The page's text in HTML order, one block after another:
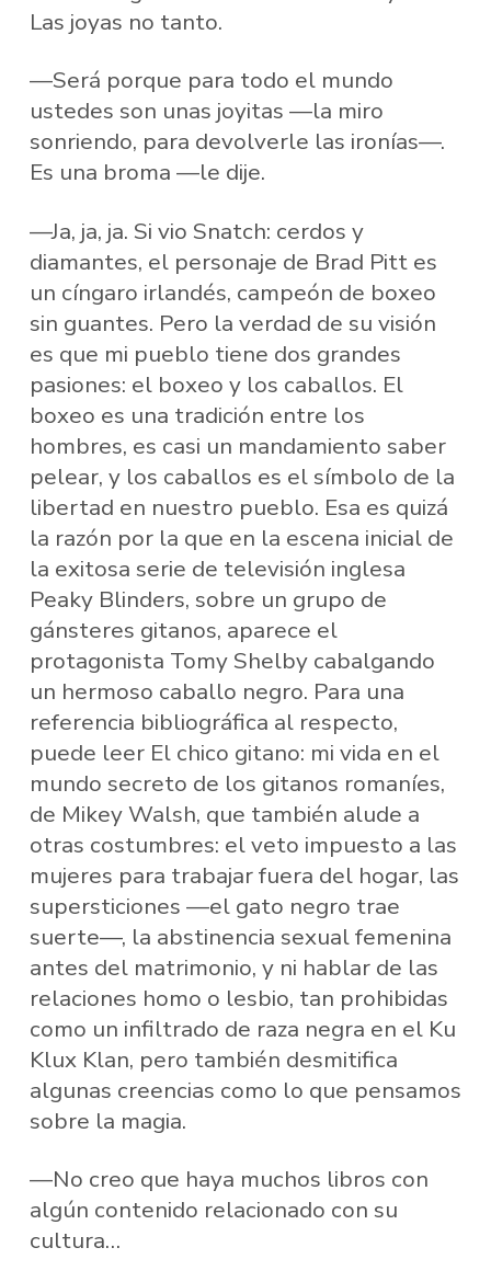
Las joyas no tanto.
—Será porque para todo el mundo
ustedes son unas joyitas —la miro
sonriendo, para devolverle las ironías—.
Es una broma —le dije.
—Ja, ja, ja. Si vio Snatch: cerdos y
diamantes, el personaje de Brad Pitt es
un cíngaro irlandés, campeón de boxeo
sin guantes. Pero la verdad de su visión
es que mi pueblo tiene dos grandes
pasiones: el boxeo y los caballos. El
boxeo es una tradición entre los
hombres, es casi un mandamiento saber
pelear, y los caballos es el símbolo de la
libertad en nuestro pueblo. Esa es quizá
la razón por la que en la escena inicial de
la exitosa serie de televisión inglesa
Peaky Blinders, sobre un grupo de
gánsteres gitanos, aparece el
protagonista Tomy Shelby cabalgando
un hermoso caballo negro. Para una
referencia bibliográfica al respecto,
puede leer El chico gitano: mi vida en el
mundo secreto de los gitanos romaníes,
de Mikey Walsh, que también alude a
otras costumbres: el veto impuesto a las
mujeres para trabajar fuera del hogar, las
supersticiones —el gato negro trae
suerte—, la abstinencia sexual femenina
antes del matrimonio, y ni hablar de las
relaciones homo o lesbio, tan prohibidas
como un infiltrado de raza negra en el Ku
Klux Klan, pero también desmitifica
algunas creencias como lo que pensamos
sobre la magia.
—No creo que haya muchos libros con
algún contenido relacionado con su
cultura…